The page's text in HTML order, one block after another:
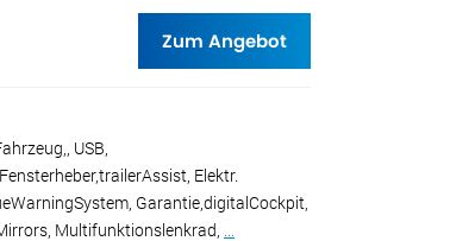
Zum Angebot
USB,
Elektr.
Garantie,digitalCockpit,
Multifunktionslenkrad, ...